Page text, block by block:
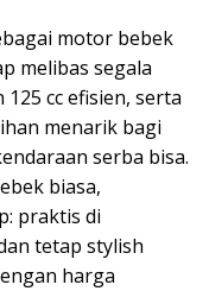
motor bebek
melibas segala
cc efisien, serta
menarik bagi
serba bisa.
biasa,
praktis di
tetap stylish
harga